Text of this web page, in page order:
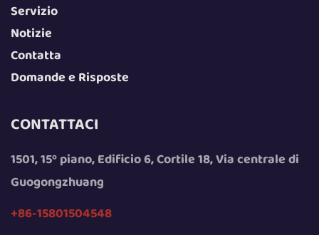
Servizio
Notizie
Contatta
Domande e Risposte
CONTATTACI
1501, 15º piano, Edificio 6, Cortile 18, Via centrale di
Guogongzhuang
+86-15801504548